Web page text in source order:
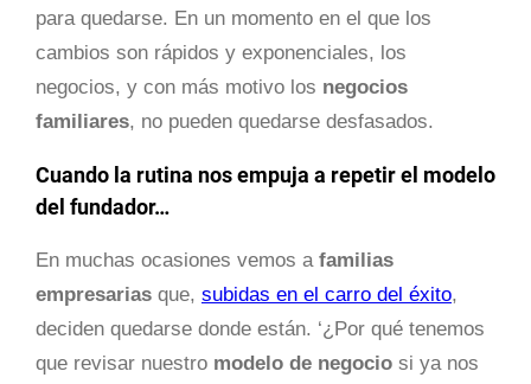
para quedarse. En un momento en el que los
cambios son rápidos y exponenciales, los
negocios, y con más motivo los negocios
familiares, no pueden quedarse desfasados.
Cuando la rutina nos empuja a repetir el modelo
del fundador…
En muchas ocasiones vemos a familias
empresarias que, subidas en el carro del éxito,
deciden quedarse donde están. ‘¿Por qué tenemos
que revisar nuestro modelo de negocio si ya nos